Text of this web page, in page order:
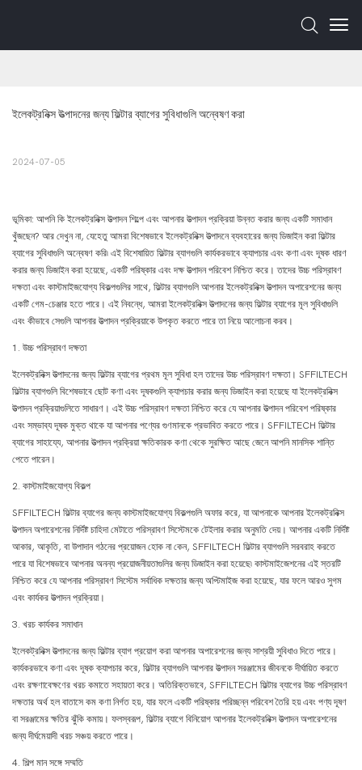
ইলেকট্রনিক্স উত্পাদনের জন্য ফিল্টার ব্যাগের সুবিধাগুলি অন্বেষণ করা
2024-07-05
ভূমিকা: আপনি কি ইলেকট্রনিক্স উত্পাদন শিল্পে এবং আপনার উত্পাদন প্রক্রিয়া উন্নত করার জন্য একটি সমাধান
খুঁজছেন? আর দেখুন না, যেহেতু আমরা বিশেষভাবে ইলেকট্রনিক্স উত্পাদনে ব্যবহারের জন্য ডিজাইন করা ফিল্টার
ব্যাগের সুবিধাগুলি অন্বেষণ করি৷ এই বিশেষায়িত ফিল্টার ব্যাগগুলি কার্যকরভাবে ক্যাপচার এবং কণা এবং দূষক ধারণ
করার জন্য ডিজাইন করা হয়েছে, একটি পরিষ্কার এবং দক্ষ উত্পাদন পরিবেশ নিশ্চিত করে। তাদের উচ্চ পরিস্রাবণ
দক্ষতা এবং কাস্টমাইজযোগ্য বিকল্পগুলির সাথে, ফিল্টার ব্যাগগুলি আপনার ইলেকট্রনিক্স উত্পাদন অপারেশনের জন্য
একটি গেম-চেঞ্জার হতে পারে। এই নিবন্ধে, আমরা ইলেকট্রনিক্স উত্পাদনের জন্য ফিল্টার ব্যাগের মূল সুবিধাগুলি
এবং কীভাবে সেগুলি আপনার উত্পাদন প্রক্রিয়াকে উপকৃত করতে পারে তা নিয়ে আলোচনা করব।
1. উচ্চ পরিস্রাবণ দক্ষতা
ইলেকট্রনিক্স উত্পাদনের জন্য ফিল্টার ব্যাগের প্রথম মূল সুবিধা হল তাদের উচ্চ পরিস্রাবণ দক্ষতা। SFFILTECH
ফিল্টার ব্যাগগুলি বিশেষভাবে ছোট কণা এবং দূষকগুলি ক্যাপচার করার জন্য ডিজাইন করা হয়েছে যা ইলেকট্রনিক্স
উত্পাদন প্রক্রিয়াগুলিতে সাধারণ। এই উচ্চ পরিস্রাবণ দক্ষতা নিশ্চিত করে যে আপনার উত্পাদন পরিবেশ পরিষ্কার
এবং সম্ভাব্য দূষক মুক্ত থাকে যা আপনার পণ্যের গুণমানকে প্রভাবিত করতে পারে। SFFILTECH ফিল্টার
ব্যাগের সাহায্যে, আপনার উত্পাদন প্রক্রিয়া ক্ষতিকারক কণা থেকে সুরক্ষিত আছে জেনে আপনি মানসিক শান্তি
পেতে পারেন।
2. কাস্টমাইজযোগ্য বিকল্প
SFFILTECH ফিল্টার ব্যাগের জন্য কাস্টমাইজযোগ্য বিকল্পগুলি অফার করে, যা আপনাকে আপনার ইলেকট্রনিক্স
উত্পাদন অপারেশনের নির্দিষ্ট চাহিদা মেটাতে পরিস্রাবণ সিস্টেমকে টেইলার করার অনুমতি দেয়। আপনার একটি নির্দিষ্ট
আকার, আকৃতি, বা উপাদান গঠনের প্রয়োজন হোক না কেন, SFFILTECH ফিল্টার ব্যাগগুলি সরবরাহ করতে
পারে যা বিশেষভাবে আপনার অনন্য প্রয়োজনীয়তাগুলির জন্য ডিজাইন করা হয়েছে৷ কাস্টমাইজেশনের এই স্তরটি
নিশ্চিত করে যে আপনার পরিস্রাবণ সিস্টেম সর্বাধিক দক্ষতার জন্য অপ্টিমাইজ করা হয়েছে, যার ফলে আরও সুগম
এবং কার্যকর উত্পাদন প্রক্রিয়া।
3. খরচ কার্যকর সমাধান
ইলেকট্রনিক্স উত্পাদনের জন্য ফিল্টার ব্যাগ প্রয়োগ করা আপনার অপারেশনের জন্য সাশ্রয়ী সুবিধাও দিতে পারে।
কার্যকরভাবে কণা এবং দূষক ক্যাপচার করে, ফিল্টার ব্যাগগুলি আপনার উত্পাদন সরঞ্জামের জীবনকে দীর্ঘায়িত করতে
এবং রক্ষণাবেক্ষণের খরচ কমাতে সহায়তা করে। অতিরিক্তভাবে, SFFILTECH ফিল্টার ব্যাগের উচ্চ পরিস্রাবণ
দক্ষতার অর্থ হল বাতাসে কম কণা নির্গত হয়, যার ফলে একটি পরিষ্কার পরিচ্ছন্ন পরিবেশ তৈরি হয় এবং পণ্য দূষণ
বা সরঞ্জামের ক্ষতির ঝুঁকি কমায়। ফলস্বরূপ, ফিল্টার ব্যাগে বিনিয়োগ আপনার ইলেকট্রনিক্স উত্পাদন অপারেশনের
জন্য দীর্ঘমেয়াদী খরচ সঞ্চয় করতে পারে।
4. শিল্প মান সঙ্গে সম্মতি